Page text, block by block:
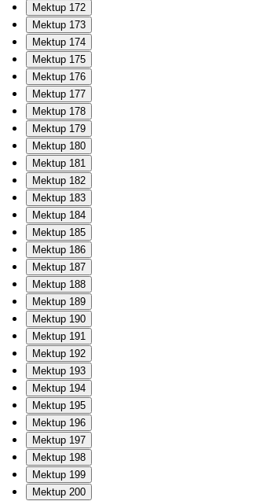
Mektup 172
Mektup 173
Mektup 174
Mektup 175
Mektup 176
Mektup 177
Mektup 178
Mektup 179
Mektup 180
Mektup 181
Mektup 182
Mektup 183
Mektup 184
Mektup 185
Mektup 186
Mektup 187
Mektup 188
Mektup 189
Mektup 190
Mektup 191
Mektup 192
Mektup 193
Mektup 194
Mektup 195
Mektup 196
Mektup 197
Mektup 198
Mektup 199
Mektup 200